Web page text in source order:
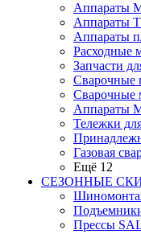
Аппараты
Аппараты
Аппараты
Расходные
Запчасти
Сварочные
Сварочные
Аппараты
Тележки
Газовая
Ещё 12
СЕЗОННЫЕ
Прессы